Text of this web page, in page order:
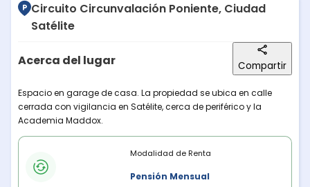
Circuito Circunvalación Poniente, Ciudad
Satélite
Acerca del lugar Compartir
Descripción del lugar
Espacio en garage de casa. La propiedad se ubica en calle
cerrada con vigilancia en Satélite, cerca de periférico y la
Academia Maddox.
Modalidades de rentaModalidad de Renta
Pensión Mensual